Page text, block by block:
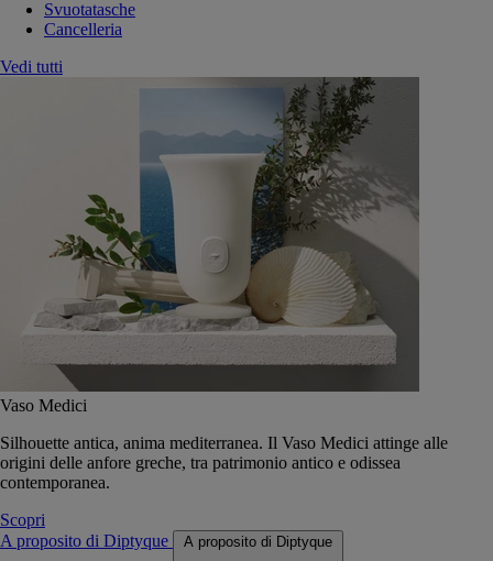
Svuotatasche
Cancelleria
Vedi tutti
Vaso Medici
Silhouette antica, anima mediterranea. Il Vaso Medici attinge alle
origini delle anfore greche, tra patrimonio antico e odissea
contemporanea.
Scopri
A proposito di Diptyque
A proposito di Diptyque